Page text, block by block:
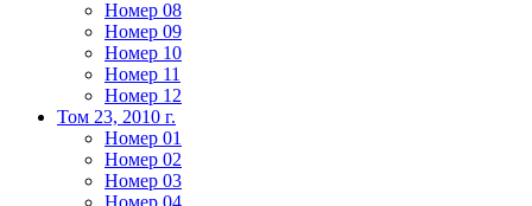
Номер 08
Номер 09
Номер 10
Номер 11
Номер 12
Том 23, 2010 г.
Номер 01
Номер 02
Номер 03
Номер 04